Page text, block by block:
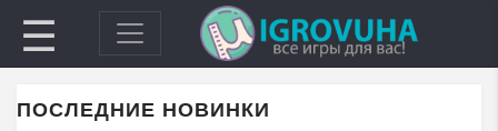
☰
ПОСЛЕДНИЕ НОВИНКИ